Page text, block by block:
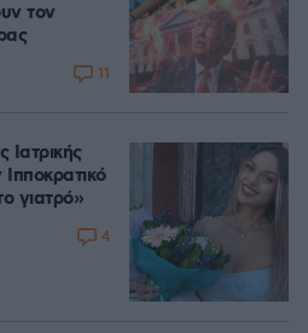
τον
11
Ιατρικής
γιατρό»
4